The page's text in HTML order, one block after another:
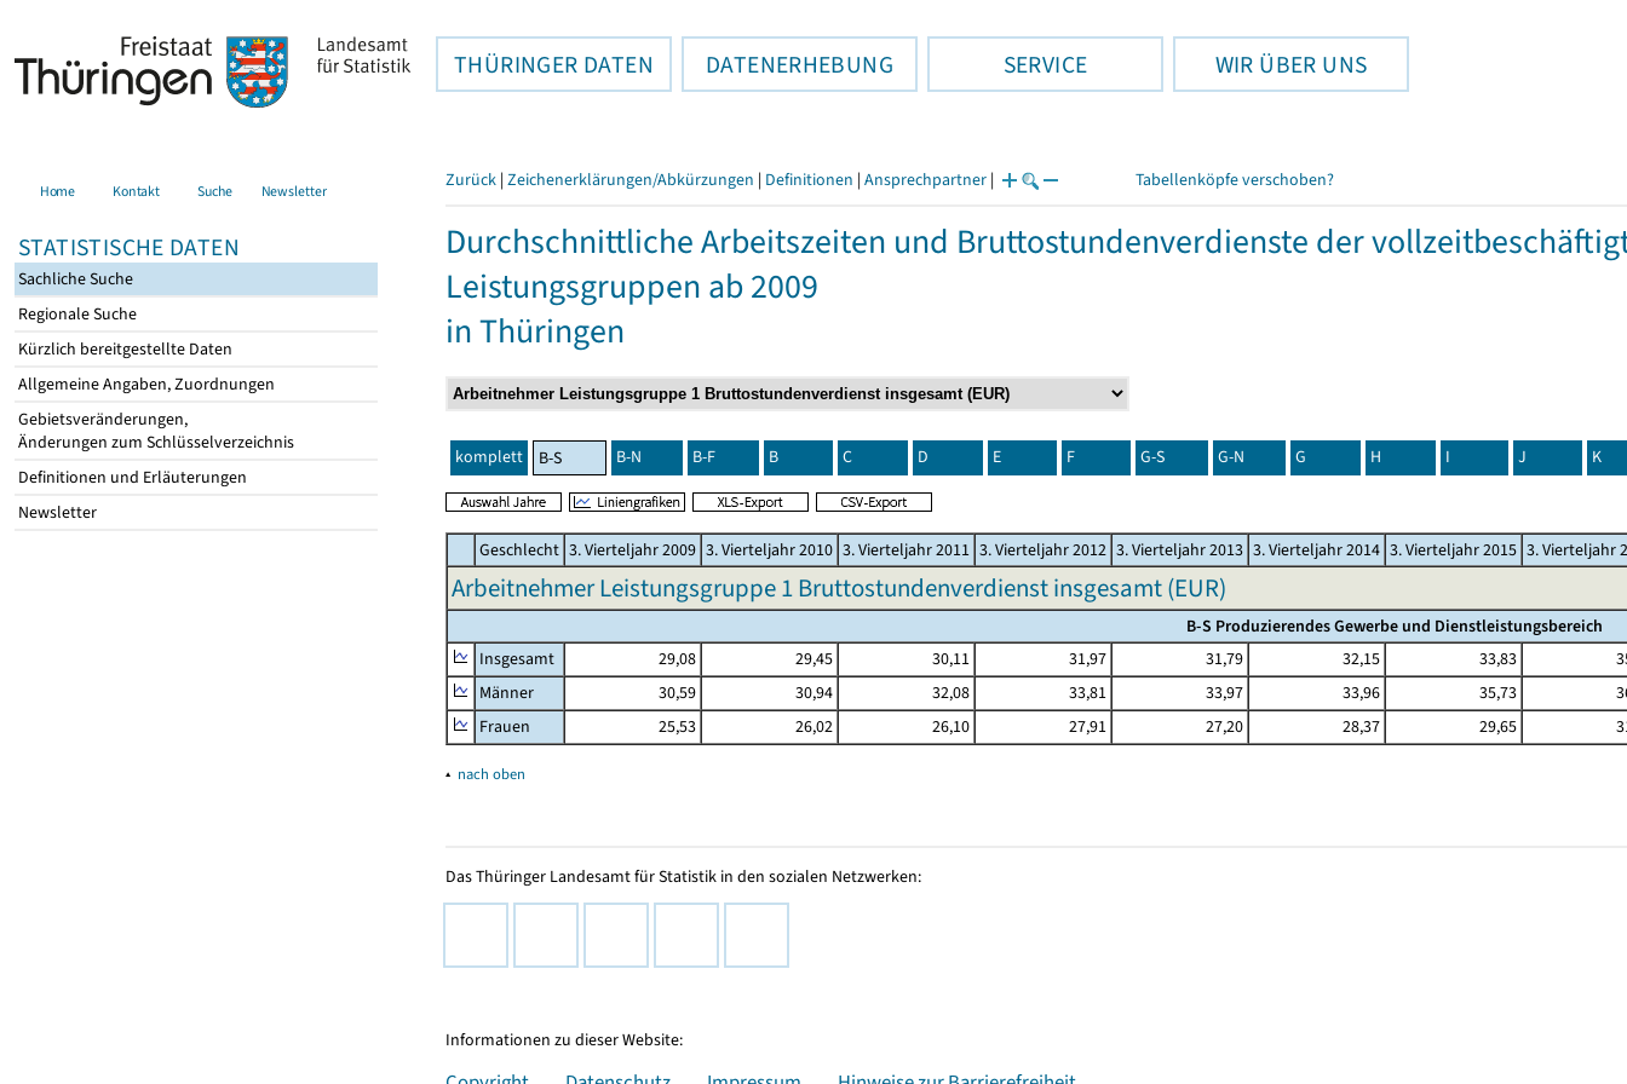
THÜRINGER DATEN DATENERHEBUNG SERVICE WIR ÜBER UNS
Home Kontakt Suche Newsletter
STATISTISCHE DATEN
Sachliche Suche
Regionale Suche
Kürzlich bereitgestellte Daten
Allgemeine Angaben, Zuordnungen
Gebietsveränderungen,
Änderungen zum Schlüsselverzeichnis
Definitionen und Erläuterungen
Newsletter
Zurück | Zeichenerklärungen/Abkürzungen | Definitionen | Ansprechpartner | Tabellenköpfe verschoben?
Durchschnittliche Arbeitszeiten und Bruttostundenverdienste der
Leistungsgruppen ab 2009
in Thüringen
komplett B-S B-N B-F B C D E F G-S G-N G H I J K
Geschlecht 3. Vierteljahr 2009 3. Vierteljahr 2010 3. Vierteljahr 2011 3. Vierteljahr 2012 3. Vierteljahr 2013 3. Vierteljahr 2014 3. Vierteljahr 2015 3. Vierteljahr
Arbeitnehmer Leistungsgruppe 1 Bruttostundenverdienst insgesamt (EUR)
B-S Produzierendes Gewerbe und Dienstleistungsbereich
Insgesamt
29,08 29,45 30,11 31,97 31,79 32,15 33,83
Männer
30,59 30,94 32,08 33,81 33,97 33,96 35,73
Frauen
25,53 26,02 26,10 27,91 27,20 28,37 29,65
▴ nach oben
Das Thüringer Landesamt für Statistik in den sozialen Netzwerken:
Informationen zu dieser Website: